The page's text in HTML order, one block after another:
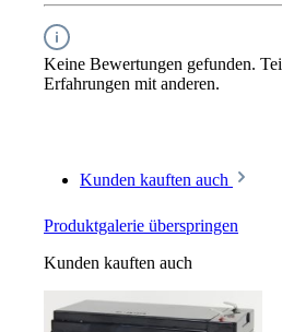
Keine Bewertungen gefunden.
Erfahrungen mit anderen.
Kunden kauften auch
Produktgalerie überspringen
Kunden kauften auch